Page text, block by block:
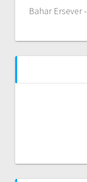
Bahar Ersever-